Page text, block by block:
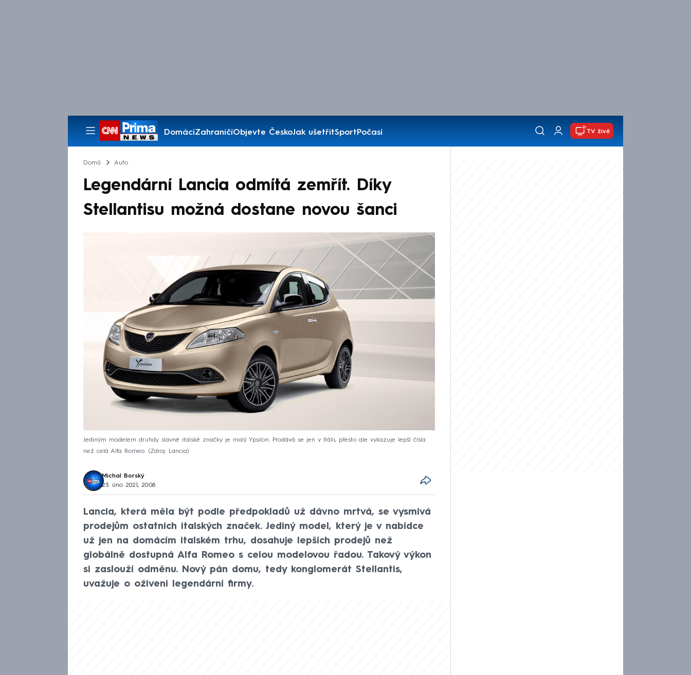
DomácíZahraničíObjevte ČeskoJak ušetřitSportPočasí
Pořady
TV živě
Domů Auto
Legendární Lancia odmítá zemřít. Díky
Stellantisu možná dostane novou šanci
Jediným modelem druhdy slavné italské značky je malý Ypsilon. Prodává se jen v Itálii, přesto ale vykazuje lepší čísla
než celá Alfa Romeo.
Zdroj: Lancia
Michal Borský
23. úno 2021, 20:08
Lancia, která měla být podle předpokladů už dávno mrtvá, se vysmívá
prodejům ostatních italských značek. Jediný model, který je v nabídce
už jen na domácím italském trhu, dosahuje lepších prodejů než
globálně dostupná Alfa Romeo s celou modelovou řadou. Takový výkon
si zaslouží odměnu. Nový pán domu, tedy konglomerát Stellantis,
uvažuje o oživení legendární firmy.